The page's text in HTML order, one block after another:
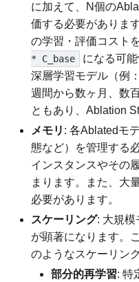
に加えて、N個の
価する必要がありま
の学習・評価コスト
* C_base
になる可
深層学習モデル（例
週間から数ヶ月、数
ともあり、Ablation
メモリ : 各Ablatedモ
態など）を管理する
インスタンスやその
まります。また、大
必要があります。
スケーリング: 大規模
が顕著になります。
のようなスケーリン
部分的再学習: 特